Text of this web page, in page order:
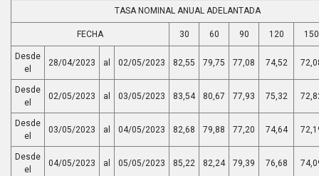
TASA NOMINAL ANUAL ADELANTADA
FECHA 30 60 90 120 150
Desde
el
28/04/2023 al 02/05/2023 82,55 79,75 77,08 74,52
Desde
el
02/05/2023 al 03/05/2023 83,54 80,67 77,93 75,32
Desde
el
03/05/2023 al 04/05/2023 82,68 79,88 77,20 74,64
Desde
el
04/05/2023 al 05/05/2023 85,22 82,24 79,39 76,68